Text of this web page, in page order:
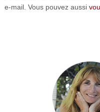
e-mail. Vous pouvez aussi